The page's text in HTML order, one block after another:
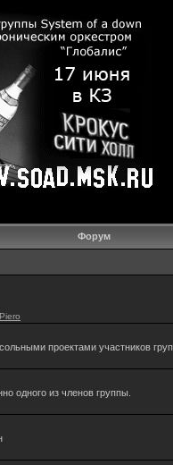
Форум
проектами участников
одного из членов группы.